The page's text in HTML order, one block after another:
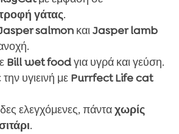
γάτας.
salmonκαιJasper lamb
Bill wet foodγια υγρά και γεύση.
υγιεινή με Purrfect Life cat
ελεγχόμενες, πάνταχωρίς
.